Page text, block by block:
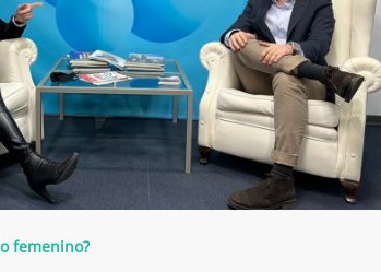
femenino?